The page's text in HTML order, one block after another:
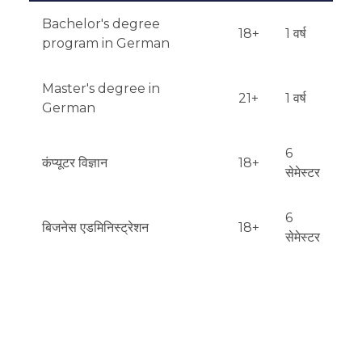
Bachelor's degree
program in German
18+ 1 वर्ष
Master's degree in
German
21+ 1 वर्ष
कंप्यूटर विज्ञान 18+
6
सेमेस्टर
बिजनेस एडमिनिस्ट्रेशन 18+
6
सेमेस्टर